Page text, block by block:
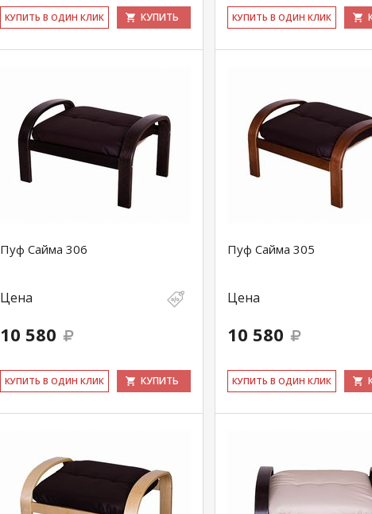
КУ­ПИТЬ В ОДИН КЛИК КУПИТЬ КУ­ПИТЬ В ОДИН КЛИК
Пуф Сайма 306
Цена
10 580
КУ­ПИТЬ В ОДИН КЛИК КУПИТЬ
Пуф Сайма 305
Цена
10 580
КУ­ПИТЬ В ОДИН КЛИК